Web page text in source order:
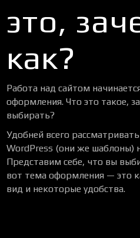
это,
как?
Работа над сайтом
оформления. Что это такое,
выбирать?
Удобней всего
WordPress (они же шаблоны)
Представим себе, что вы
вот тема оформления — это
вид и некоторые удобства.